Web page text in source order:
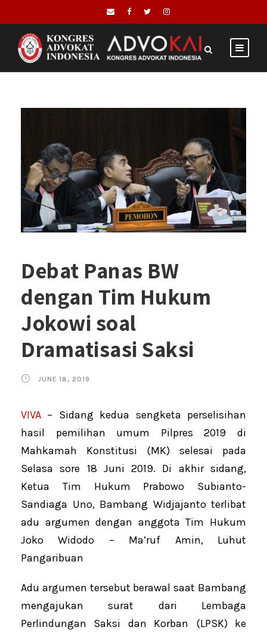
Debat Panas BW
dengan Tim Hukum
Jokowi soal
Dramatisasi Saksi
JUNE 18, 2019
VIVA – Sidang kedua sengketa perselisihan
hasil pemilihan umum Pilpres 2019 di
Mahkamah Konstitusi (MK) selesai pada
Selasa sore 18 Juni 2019. Di akhir sidang,
Ketua Tim Hukum Prabowo Subianto-
Sandiaga Uno, Bambang Widjajanto terlibat
adu argumen dengan anggota Tim Hukum
Joko Widodo – Ma’ruf Amin, Luhut
Pangaribuan
Adu argumen tersebut berawal saat Bambang
mengajukan surat dari Lembaga
Perlindungan Saksi dan Korban (LPSK) ke